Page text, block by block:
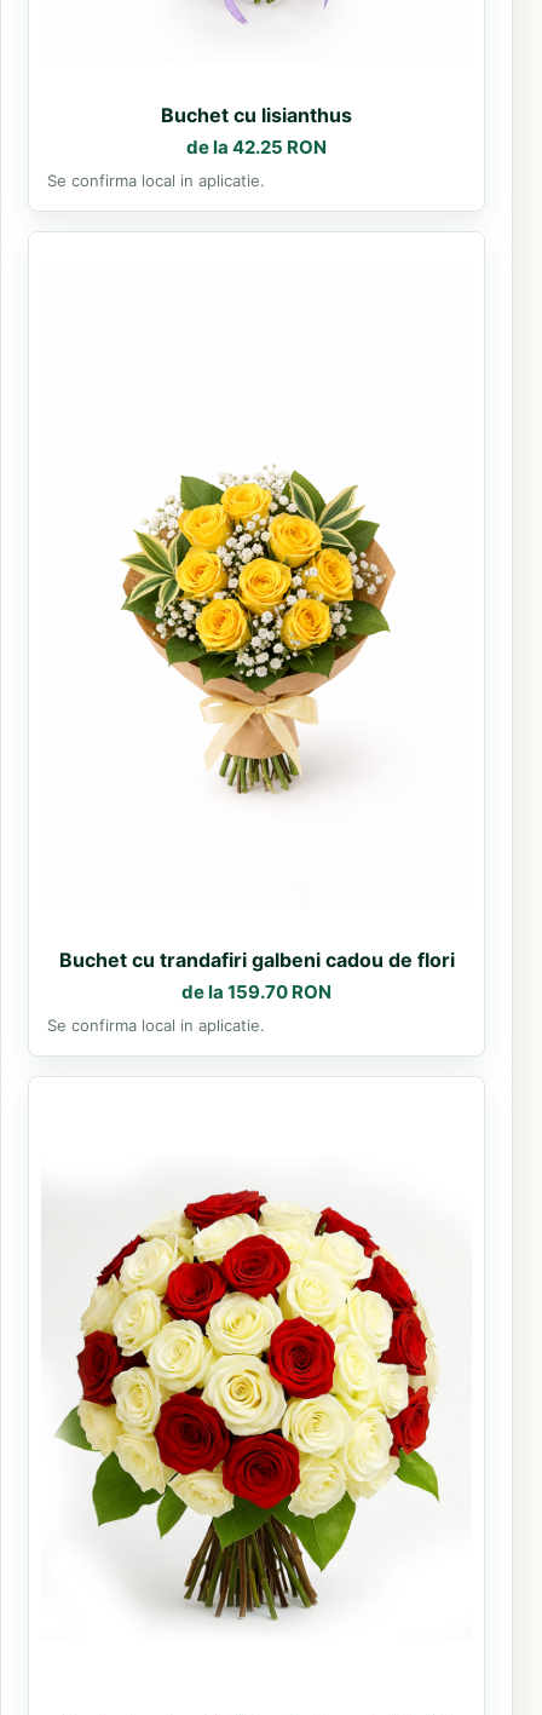
Buchet cu lisianthus
de la 42.25 RON
Se confirma local in aplicatie.
Buchet cu trandafiri galbeni cadou de flori
de la 159.70 RON
Se confirma local in aplicatie.